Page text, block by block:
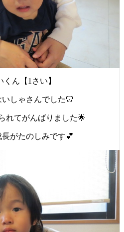
くん【1さい】
しゃさんでした🦷
れてがんばりました🌟
がたのしみです💕